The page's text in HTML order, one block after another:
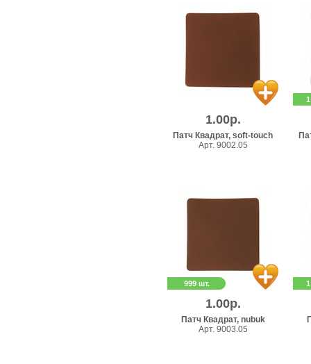
1.00р.
Патч Квадрат, soft-touch
Арт. 9002.05
999 шт.
1.00р.
Патч Квадрат, nubuk
Арт. 9003.05